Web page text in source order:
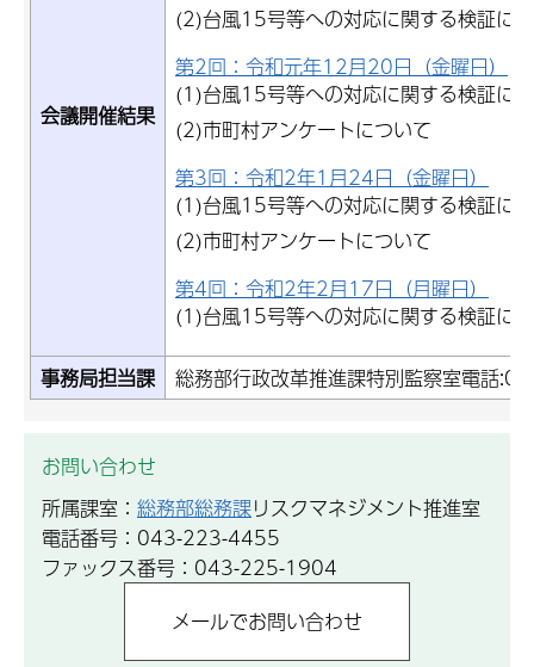
会議開催結果
(2)台風15号等への対応に関する検証に
第2回：令和元年12月20日（金曜日）
(1)台風15号等への対応に関する検証に
(2)市町村アンケートについて
第3回：令和2年1月24日（金曜日）
(1)台風15号等への対応に関する検証に
(2)市町村アンケートについて
第4回：令和2年2月17日（月曜日）
(1)台風15号等への対応に関する検証に
事務局担当課 総務部行政改革推進課特別監察室電話
お問い合わせ
所属課室： 総務部総務課リスクマネジメント推進室
電話番号：043-223-4455
ファックス番号：043-225-1904